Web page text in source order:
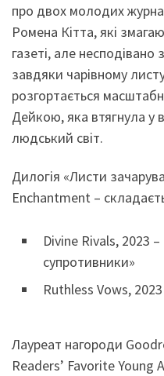
про двох молодих
Ромена Кітта, які
газеті, але
завдяки чарівному
розгортається
Дейкою, яка втягнула у
людський світ.
Дилогія «Листи
Enchantment –
Divine Rivals, 2023
супротивники»
Ruthless Vows,
Лауреат нагороди
Readers’ Favorite Young